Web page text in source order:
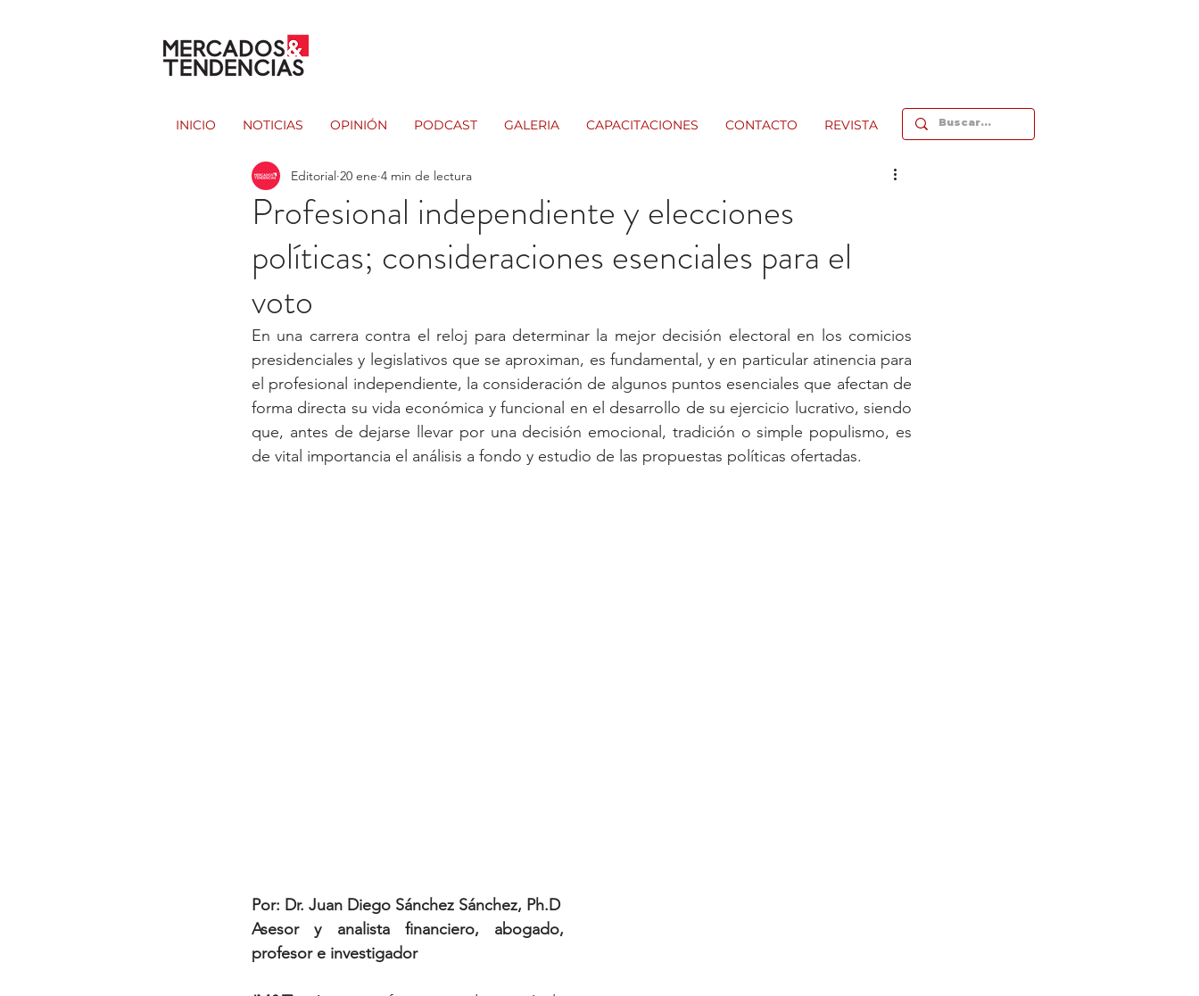
INICIO NOTICIAS OPINIÓN PODCAST GALERIA CAPACITACIONES CONTACTO REVISTA
Profesional independiente y elecciones
políticas; consideraciones esenciales para el
voto
Editorial 20 ene 4 min de lectura
En una carrera contra el reloj para determinar la mejor decisión electoral en los comicios
presidenciales y legislativos que se aproximan, es fundamental, y en particular atinencia para
el profesional independiente, la consideración de algunos puntos esenciales que afectan de
forma directa su vida económica y funcional en el desarrollo de su ejercicio lucrativo, siendo
que, antes de dejarse llevar por una decisión emocional, tradición o simple populismo, es
de vital importancia el análisis a fondo y estudio de las propuestas políticas ofertadas.
Por: Dr. Juan Diego Sánchez Sánchez, Ph.D
Asesor y analista financiero, abogado,
profesor e investigador